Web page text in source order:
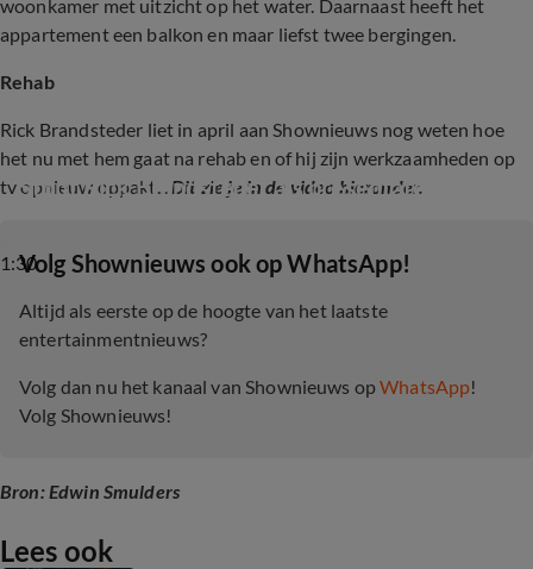
woonkamer met uitzicht op het water. Daarnaast heeft het
appartement een balkon en maar liefst twee bergingen.
Rehab
Rick Brandsteder liet in april aan Shownieuws nog weten hoe
het nu met hem gaat na rehab en of hij zijn werkzaamheden op
tv opnieuw oppakt... Dit zie je in de video hieronder.
1:30
Stopt Rick Brandsteder als presentator?
‎Volg Shownieuws ook op WhatsApp!
Altijd als eerste op de hoogte van het laatste
entertainmentnieuws?
Volg dan nu het kanaal van Shownieuws opWhatsApp!
Volg Shownieuws!
Bron: Edwin Smulders
Lees ook